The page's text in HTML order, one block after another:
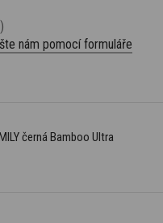
nám pomocí formuláře
černá Bamboo Ultra